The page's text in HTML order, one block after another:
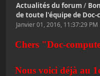
Actualités du forum /
de toute l'équipe de Doc-
Janvier 01, 2016, 11:37:29 PM
Chers "Doc-
Nous voici déjà au